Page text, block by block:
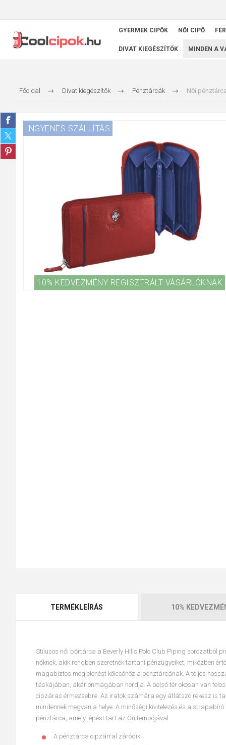
GYERMEK CIPŐK NŐI CIPŐ
DIVAT KIEGÉSZÍTŐK MINDEN A
Főoldal Divat kiegészítők Pénztárcák Női
INGYENES SZÁLLÍTÁS
10% KEDVEZMÉNY REGISZTRÁLT VÁSÁRLÓKNAK
TERMÉKLEÍRÁS 10%
Stílusos női bőrtárca a Beverly Hills Polo Club Piping sorozatból
nőknek, akik rendben szeretnék tartani pénzügyeiket, miközben
magabiztos megjelenést kölcsönöz a pénztárcának. A teljes
táskájában, akár önmagában hordja. A belső tér okosan van
cipzáras érmezsebre. Az iratok számára egy átlátszó rekesz is
mindennek megvan a helye. A minőségi kivitelezés és a
pénztárca, amely lépést tart az Ön tempójával.
A pénztárca cipzárral záródik